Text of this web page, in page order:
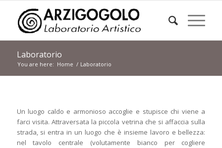
Laboratorio
You are here: Home / Laboratorio
Un luogo caldo e armonioso accoglie e stupisce chi viene a
farci visita. Attraversata la piccola vetrina che si affaccia sulla
strada, si entra in un luogo che è insieme lavoro e bellezza:
nel tavolo centrale (volutamente bianco per cogliere